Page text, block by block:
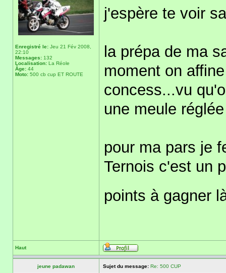
Enregistré le: Jeu 21 Fév 2008,
22:10
Messages: 132
Localisation: La Réole
Âge: 44
Moto: 500 cb cup ET ROUTE
j'espère te voir
la prépa de ma
moment on
concess...vu
une meule
pour ma pars je
Ternois c'est un
points à gagner
Haut
jeune padawan Sujet du message: Re: 500 CUP